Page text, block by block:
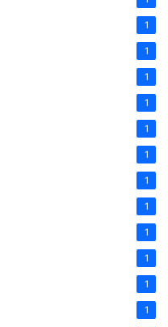
1
1
1
1
1
1
1
1
1
1
1
1